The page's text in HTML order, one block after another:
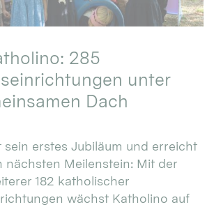
285
unter
Dach
erstes Jubiläum und erreicht
nächsten Meilenstein: Mit der
182 katholischer
wächst Katholino auf